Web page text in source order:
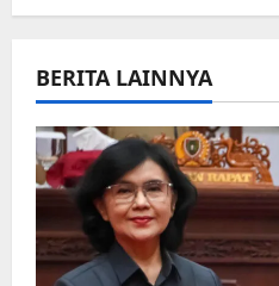
v
i
g
a
t
BERITA LAINNYA